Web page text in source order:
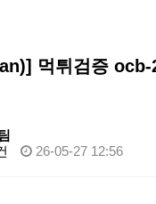
먹튀검증
26-05-27 12:56